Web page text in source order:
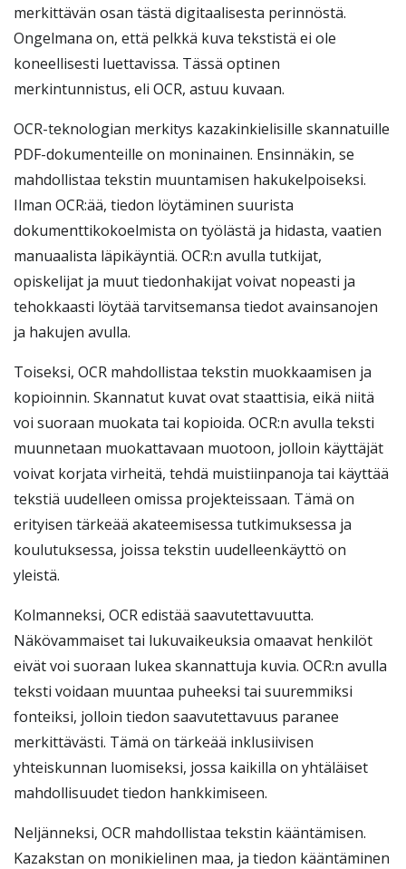
merkittävän osan tästä digitaalisesta perinnöstä.
Ongelmana on, että pelkkä kuva tekstistä ei ole
koneellisesti luettavissa. Tässä optinen
merkintunnistus, eli OCR, astuu kuvaan.
OCR-teknologian merkitys kazakinkielisille skannatuille
PDF-dokumenteille on moninainen. Ensinnäkin, se
mahdollistaa tekstin muuntamisen hakukelpoiseksi.
Ilman OCR:ää, tiedon löytäminen suurista
dokumenttikokoelmista on työlästä ja hidasta, vaatien
manuaalista läpikäyntiä. OCR:n avulla tutkijat,
opiskelijat ja muut tiedonhakijat voivat nopeasti ja
tehokkaasti löytää tarvitsemansa tiedot avainsanojen
ja hakujen avulla.
Toiseksi, OCR mahdollistaa tekstin muokkaamisen ja
kopioinnin. Skannatut kuvat ovat staattisia, eikä niitä
voi suoraan muokata tai kopioida. OCR:n avulla teksti
muunnetaan muokattavaan muotoon, jolloin käyttäjät
voivat korjata virheitä, tehdä muistiinpanoja tai käyttää
tekstiä uudelleen omissa projekteissaan. Tämä on
erityisen tärkeää akateemisessa tutkimuksessa ja
koulutuksessa, joissa tekstin uudelleenkäyttö on
yleistä.
Kolmanneksi, OCR edistää saavutettavuutta.
Näkövammaiset tai lukuvaikeuksia omaavat henkilöt
eivät voi suoraan lukea skannattuja kuvia. OCR:n avulla
teksti voidaan muuntaa puheeksi tai suuremmiksi
fonteiksi, jolloin tiedon saavutettavuus paranee
merkittävästi. Tämä on tärkeää inklusiivisen
yhteiskunnan luomiseksi, jossa kaikilla on yhtäläiset
mahdollisuudet tiedon hankkimiseen.
Neljänneksi, OCR mahdollistaa tekstin kääntämisen.
Kazakstan on monikielinen maa, ja tiedon kääntäminen